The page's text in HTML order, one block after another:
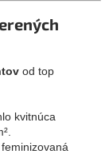
od top
kvitnúca
feminizovaná